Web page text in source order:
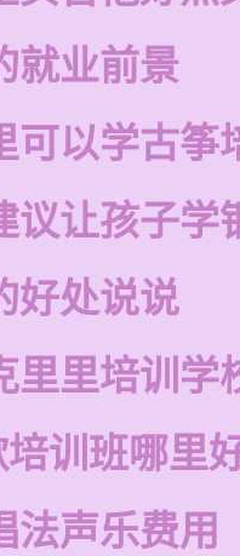
就业前景
可以学古筝
议让孩子学
好处说说
里里培训学
训班哪里
法声乐费用